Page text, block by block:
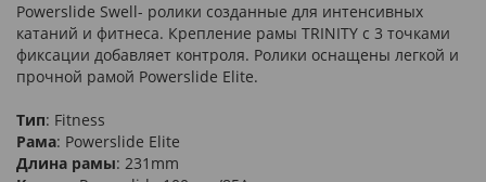
Powerslide Swell- ролики созданные для интенсивных
катаний и фитнеса. Крепление рамы TRINITY с 3 точками
фиксации добавляет контроля. Ролики оснащены легкой и
прочной рамой Powerslide Elite.
Тип: Fitness
Рама: Powerslide Elite
Длина рамы: 231mm